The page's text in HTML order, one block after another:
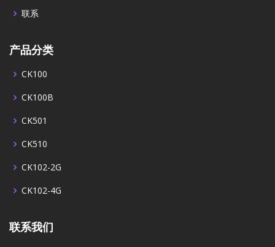
联系
产品分类
CK100
CK100B
CK501
CK510
CK102-2G
CK102-4G
联系我们